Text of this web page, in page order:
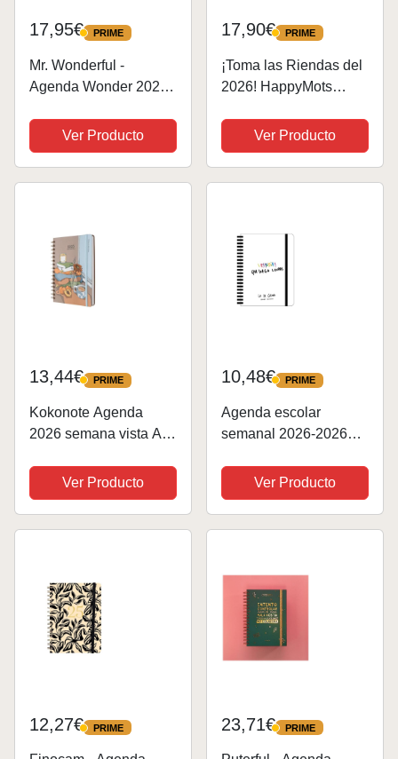
17,95€ PRIME
PRIME
Mr. Wonderful -
Agenda Wonder 2026
Incluye 8 Hojas de
Pegatinas y Bloc de
Notas Adhesivas con
Ver Producto
17,90€ PRIME
PRIME
¡Toma las Riendas del
2026! HappyMots
Vista – Diseño
Inspirador,
Organización Total y
PERSEGUIR MIS
SUEÑOS)
Ver Producto
13,44€ PRIME
PRIME
Kokonote Agenda
2026 semana vista A5
Agenda semana vista
2026, Agenda anual
2026 con ilustraciones
2026...
Ver Producto
10,48€ PRIME
PRIME
Agenda escolar
semanal 2026-2026
Girona (TANTANFAN)
Ver Producto
12,27€ PRIME
PRIME 23,71€ PRIME
PRIME